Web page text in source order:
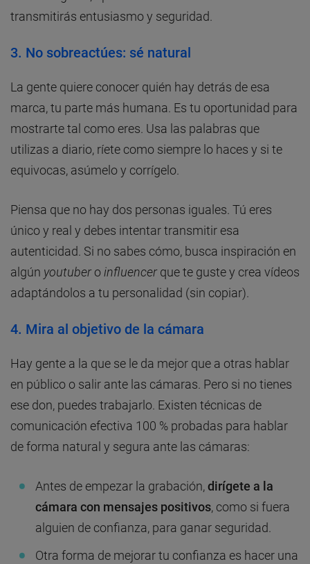
transmitirás entusiasmo y seguridad.
3. No sobreactúes: sé natural
La gente quiere conocer quién hay detrás de esa
marca, tu parte más humana. Es tu oportunidad para
mostrarte tal como eres. Usa las palabras que
utilizas a diario, ríete como siempre lo haces y si te
equivocas, asúmelo y corrígelo.
Piensa que no hay dos personas iguales. Tú eres
único y real y debes intentar transmitir esa
autenticidad. Si no sabes cómo, busca inspiración en
algún youtuberoinfluencerque te guste y crea vídeos
adaptándolos a tu personalidad (sin copiar).
4. Mira al objetivo de la cámara
Hay gente a la que se le da mejor que a otras hablar
en público o salir ante las cámaras. Pero si no tienes
ese don, puedes trabajarlo. Existen técnicas de
comunicación efectiva 100 % probadas para hablar
de forma natural y segura ante las cámaras:
Antes de empezar la grabación,dirígete a la
cámara con mensajes positivos, como si fuera
alguien de confianza, para ganar seguridad.
Otra forma de mejorar tu confianza es hacer una